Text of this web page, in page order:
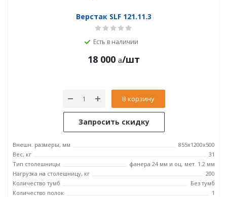
Верстак SLF 121.11.3
Есть в наличии
18 000 /шт
В корзину
Запросить скидку
Внешн. размеры, мм
855x1200x500
Вес, кг
31
Тип столешницы
фанера 24 мм и оц. мет. 1.2 мм
Нагрузка на столешницу, кг
200
Количество тумб
Без тумб
Количество полок
1